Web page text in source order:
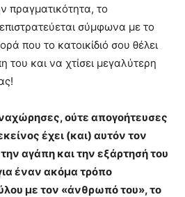
πραγματικότητα, το
σύμφωνα με το
που το κατοικίδιό σου θέλει
του και να χτίσει μεγαλύτερη
ούτε απογοήτευσες
έχει (και) αυτόν τον
αγάπη και την εξάρτησή του
έναν ακόμα τρόπο
με τον «άνθρωπό του», το